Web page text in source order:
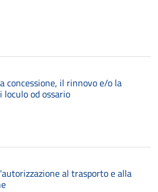
concessione, il rinnovo e/o la
loculo od ossario
al trasporto e alla